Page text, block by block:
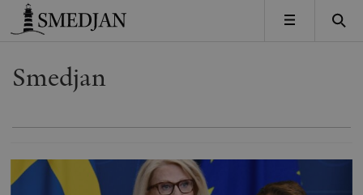
Timbro
MENY
Smedjan